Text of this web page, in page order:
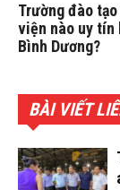
Trường đào
viện nào uy tín
Bình Dương?
BÀI VIẾT